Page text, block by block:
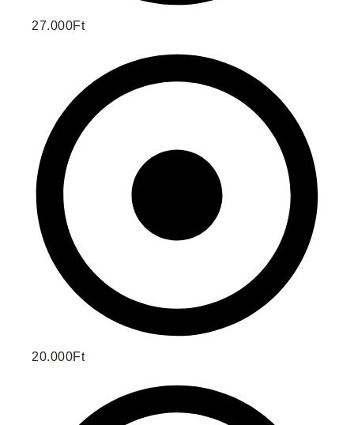
27.000Ft
20.000Ft